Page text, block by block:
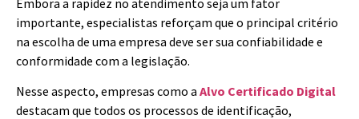
importante, especialistas reforçam que o principal critério
na escolha de uma empresa deve ser sua confiabilidade e
conformidade com a legislação.
Nesse aspecto, empresas como a Alvo Certificado Digital
destacam que todos os processos de identificação,